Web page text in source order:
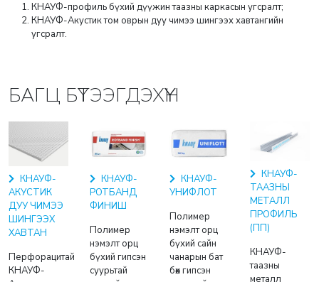
КНАУФ-профиль бүхий дүүжин таазны каркасын угсралт;
КНАУФ-Акустик том оврын дуу чимээ шингээх хавтангийн
угсралт.
БАГЦ БҮТЭЭГДЭХҮҮН
КНАУФ-
АКУСТИК
ДУУ ЧИМЭЭ
ШИНГЭЭХ
ХАВТАН
Перфорацитай
КНАУФ-
КНАУФ-
РОТБАНД
ФИНИШ
Полимер
нэмэлт орц
бүхий гипсэн
суурьтай
КНАУФ-
УНИФЛОТ
Полимер
нэмэлт орц
бүхий сайн
чанарын бат
бөх гипсэн
КНАУФ-
ТААЗНЫ
МЕТАЛЛ
ПРОФИЛЬ
(ПП)
КНАУФ-
таазны
металл